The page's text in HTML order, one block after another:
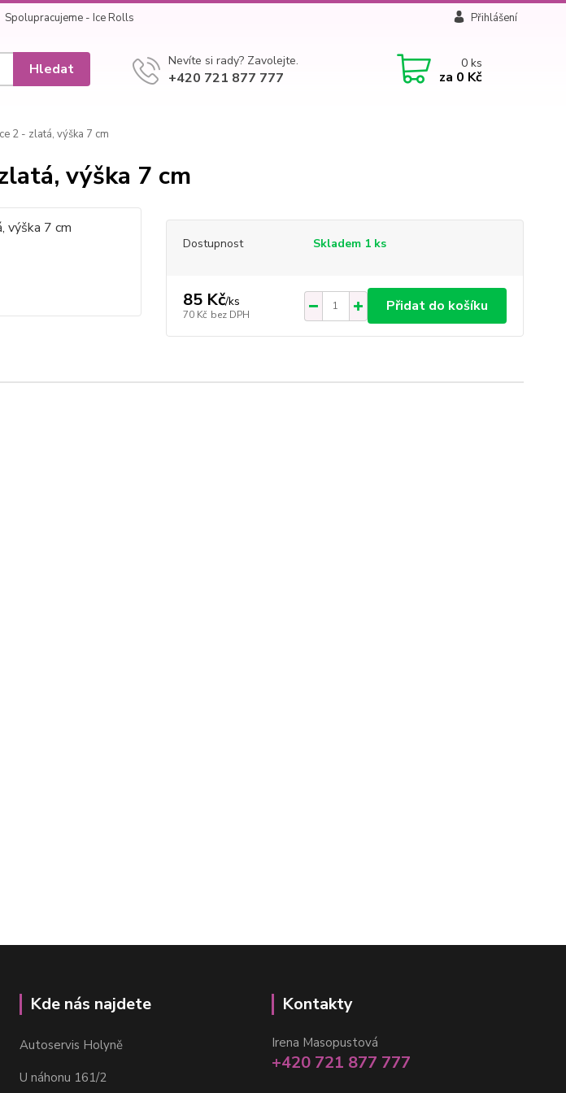
Spolupracujeme - Ice Rolls Přihlášení
Hledat Nevíte si rady? Zavolejte.
+420 721 877 777
0ks
za 0 Kč
2 - zlatá, výška 7 cm
výška 7 cm
Dostupnost Skladem 1 ks
85 Kč/ks
70 Kč bez DPH Přidat do košíku
Kde nás najdete
Autoservis Holyně
U náhonu 161/2
Kontakty
Irena Masopustová
+420 721 877 777